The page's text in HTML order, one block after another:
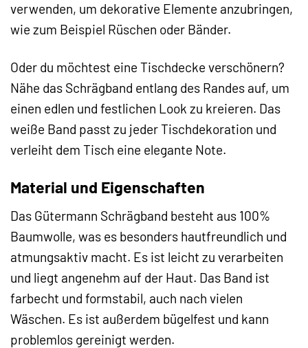
verwenden, um dekorative Elemente anzubringen,
wie zum Beispiel Rüschen oder Bänder.
Oder du möchtest eine Tischdecke verschönern?
Nähe das Schrägband entlang des Randes auf, um
einen edlen und festlichen Look zu kreieren. Das
weiße Band passt zu jeder Tischdekoration und
verleiht dem Tisch eine elegante Note.
Material und Eigenschaften
Das Gütermann Schrägband besteht aus 100%
Baumwolle, was es besonders hautfreundlich und
atmungsaktiv macht. Es ist leicht zu verarbeiten
und liegt angenehm auf der Haut. Das Band ist
farbecht und formstabil, auch nach vielen
Wäschen. Es ist außerdem bügelfest und kann
problemlos gereinigt werden.